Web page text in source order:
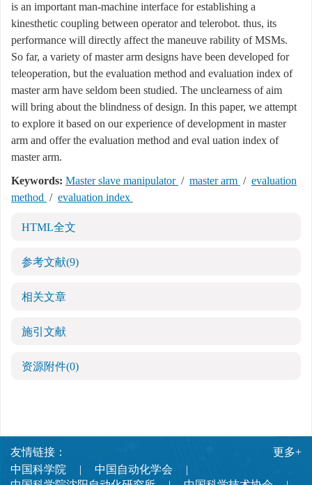
is an important man-machine interface for establishing a
kinesthetic coupling between operator and telerobot. thus, its
performance will directly affect the maneuve rability of MSMs.
So far, a variety of master arm designs have been developed for
teleoperation, but the evaluation method and evaluation index of
master arm have seldom been studied. The unclearness of aim
will bring about the blindness of design. In this paper, we attempt
to explore it based on our experience of development in master
arm and offer the evaluation method and eval uation index of
master arm.
Keywords: Master slave manipulator / master arm / evaluation
method / evaluation index
HTML全文
参考文献(9)
相关文章
施引文献
资源附件(0)
友情链接：
中国科学院
中国自动化学会
更多+